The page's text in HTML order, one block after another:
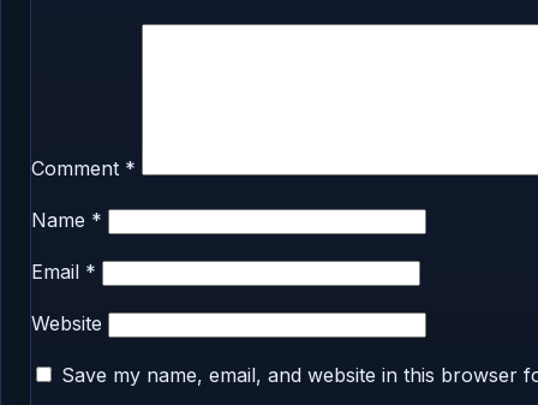
Comment *
Name *
Email *
Website
Save my name, email, and website in this browser